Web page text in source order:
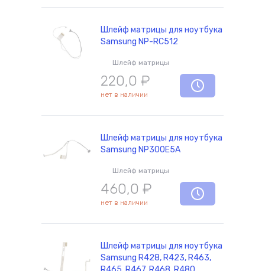
Шлейф матрицы для ноутбука
Samsung NP-RC512
Шлейф матрицы
220,0 ₽
нет в наличии
Шлейф матрицы для ноутбука
Samsung NP300E5A
Шлейф матрицы
460,0 ₽
нет в наличии
Шлейф матрицы для ноутбука
Samsung R428, R423, R463,